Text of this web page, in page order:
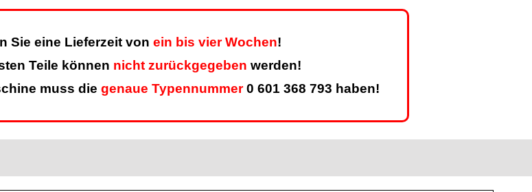
Sie eine Lieferzeit von ein bis vier Wochen!
Teile können nicht zurückgegeben werden!
muss die genaue Typennummer0 601 368 793 haben!